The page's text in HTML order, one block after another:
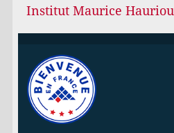
Institut Maurice Hauriou